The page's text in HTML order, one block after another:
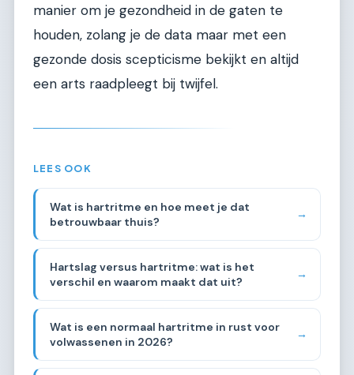
manier om je gezondheid in de gaten te
houden, zolang je de data maar met een
gezonde dosis scepticisme bekijkt en altijd
een arts raadpleegt bij twijfel.
LEES OOK
Wat is hartritme en hoe meet je dat
betrouwbaar thuis?
→
Hartslag versus hartritme: wat is het
verschil en waarom maakt dat uit?
→
Wat is een normaal hartritme in rust voor
volwassenen in 2026?
→